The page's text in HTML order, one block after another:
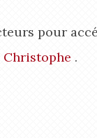
pour
Christophe .